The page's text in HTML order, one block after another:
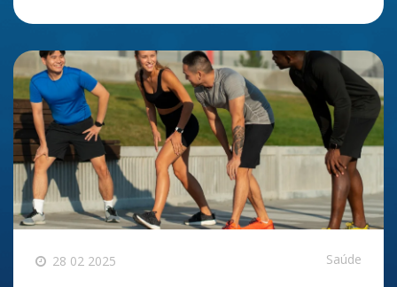
28 02 2025 Saúde